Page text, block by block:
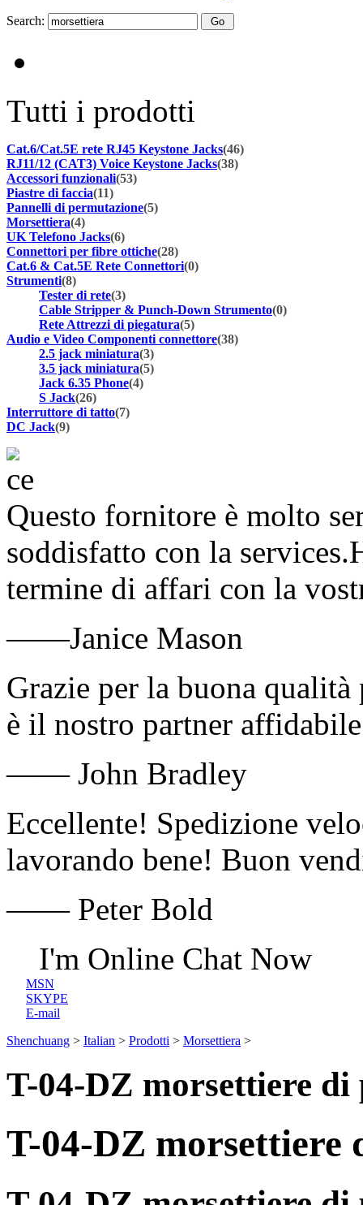
Search:
Tutti i prodotti
Cat.6/Cat.5E rete RJ45 Keystone Jacks(46)
RJ11/12 (CAT3) Voice Keystone Jacks(38)
Accessori funzionali(53)
Piastre di faccia(11)
Pannelli di permutazione(5)
Morsettiera(4)
UK Telefono Jacks(6)
Connettori per fibre ottiche(28)
Cat.6 & Cat.5E Rete Connettori(0)
Strumenti(8)
Tester di rete(3)
Cable Stripper & Punch-Down Strumento(0)
Rete Attrezzi di piegatura(5)
Audio e Video Componenti connettore(38)
2.5 jack miniatura(3)
3.5 jack miniatura(5)
Jack 6.35 Phone(4)
S Jack(26)
Interruttore di tatto(7)
DC Jack(9)
Questo fornitore è molto
soddisfatto con la
termine di affari con la
——Janice Mason
Grazie per la buona
è il nostro partner
—— John Bradley
Eccellente! Spedizione
lavorando bene! Buon
—— Peter Bold
I'm Online Chat Now
MSN
SKYPE
E-mail
Shenchuang > Italian > Prodotti > Morsettiera >
T-04-DZ morsettiere di
T-04-DZ morsettiere